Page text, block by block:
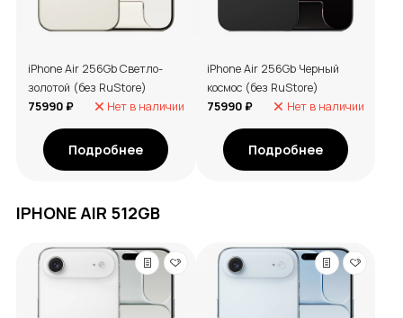
iPhone Air 256Gb Светло-
золотой (без RuStore)
75990 ₽
Нет в наличии
Подробнее
iPhone Air 256Gb Черный
космос (без RuStore)
75990 ₽
Нет в наличии
Подробнее
IPHONE AIR 512GB